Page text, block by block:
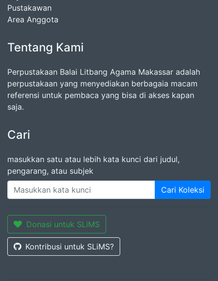
Pustakawan
Area Anggota
Tentang Kami
Perpustakaan Balai Litbang Agama Makassar adalah
perpustakaan yang menyediakan berbagaia macam
referensi untuk pembaca yang bisa di akses kapan
saja.
Cari
masukkan satu atau lebih kata kunci dari judul,
pengarang, atau subjek
Cari Koleksi
Donasi untuk SLiMS
Kontribusi untuk SLiMS?